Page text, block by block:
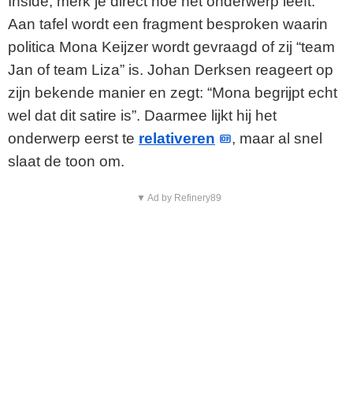
Aan tafel wordt een fragment besproken waarin
politica Mona Keijzer wordt gevraagd of zij “team
Jan of team Liza” is. Johan Derksen reageert op
zijn bekende manier en zegt: “Mona begrijpt echt
wel dat dit satire is”. Daarmee lijkt hij het
onderwerp eerst te relativeren
, maar al snel
slaat de toon om.
▼ Ad by Refinery89